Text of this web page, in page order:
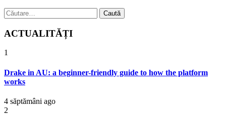
Caută
după:
ACTUALITĂȚI
1
Drake in AU: a beginner-friendly guide to how the platform
works
4 săptămâni ago
2